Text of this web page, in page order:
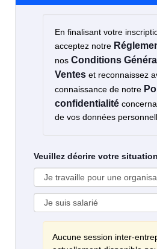
En finalisant votre
acceptez notre
nos Conditions
Ventes et reconnaissez
connaissance de notre
confidentialité
de vos données
Veuillez décrire votre situation
Aucune session inter-